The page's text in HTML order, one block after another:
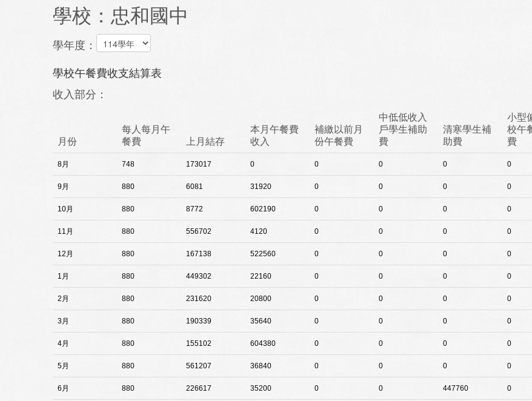
學校：忠和國中
學年度：
學校午餐費收支結算表
收入部分：
月份
每人每月午
餐費
上月結存
本月午餐費
收入
補繳以前月
份午餐費
中低低收入
戶學生補助
費
清寒學生補
助費
小型
校午
費
8月 748 173017 0 0 0 0 0
9月 880 6081 31920 0 0 0 0
10月 880 8772 602190 0 0 0 0
11月 880 556702 4120 0 0 0 0
12月 880 167138 522560 0 0 0 0
1月 880 449302 22160 0 0 0 0
2月 880 231620 20800 0 0 0 0
3月 880 190339 35640 0 0 0 0
4月 880 155102 604380 0 0 0 0
5月 880 561207 36840 0 0 0 0
6月 880 226617 35200 0 0 447760 0